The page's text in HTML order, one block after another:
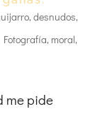
,desnudos,
Fotografía, moral,
me pide